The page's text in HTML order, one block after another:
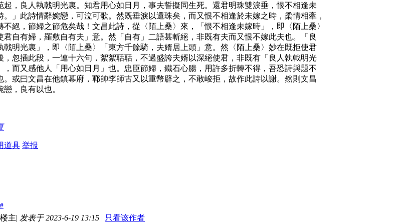
起，良人執戟明光裏。知君用心如日月，事夫誓擬同生死。還君明珠雙淚垂，恨不相逢未
。」此詩情辭婉戀，可泣可歌。然既垂淚以還珠矣，而又恨不相逢於未嫁之時，柔情相牽，
不絕，節婦之節危矣哉！文昌此詩，從〈陌上桑〉來，「恨不相逢未嫁時」，即〈陌上桑〉
君自有婦，羅敷自有夫」意。然「自有」二語甚斬絕，非既有夫而又恨不嫁此夫也。「良
戟明光裏」，即〈陌上桑〉「東方千餘騎，夫婿居上頭」意。然〈陌上桑〉妙在既拒使君
，忽插此段，一連十六句，絮絮聒聒，不過盛誇夫婿以深絕使君，非既有「良人執戟明光
，而又感他人「用心如日月」也。忠臣節婦，鐵石心腸，用許多折轉不得，吾恐詩與題不
。或曰文昌在他鎮幕府，鄆帥李師古又以重幣辟之，不敢峻拒，故作此詩以謝。然則文昌
戀，良有以也。
道具 举报
#
楼主| 发表于 2023-6-19 13:15 | 只看该作者